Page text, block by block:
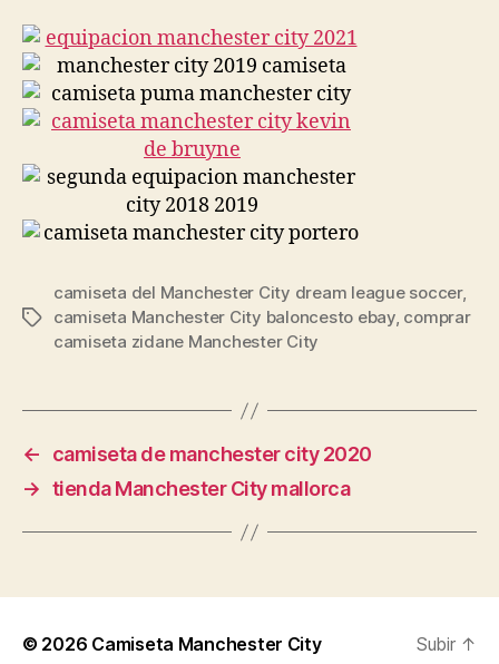
Etiquetas
camiseta del Manchester City dream league soccer,
camiseta Manchester City baloncesto ebay, comprar
camiseta zidane Manchester City
←
camiseta de manchester city 2020
→ tienda Manchester City mallorca
© 2026 Camiseta Manchester City
Subir ↑